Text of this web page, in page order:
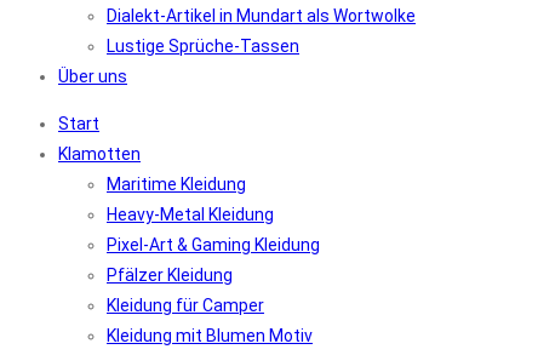
Dialekt-Artikel in Mundart als Wortwolke
Lustige Sprüche-Tassen
Über uns
Start
Klamotten
Maritime Kleidung
Heavy-Metal Kleidung
Pixel-Art & Gaming Kleidung
Pfälzer Kleidung
Kleidung für Camper
Kleidung mit Blumen Motiv